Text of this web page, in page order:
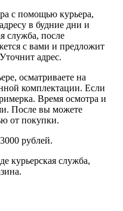
с помощью курьера,
в будние дни и
служба, после
с вами и предложит
адрес.
осматриваете на
комплектации. Если
Время осмотра и
После вы можете
от покупки.
рублей.
курьерская служба,